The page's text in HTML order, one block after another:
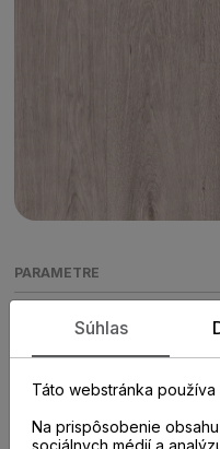
PARAMETRE
KATEGÓRIA
KOLEKCIA
Súhlas
Táto webstránka
Na prispôsobenie
sociálnych médií a